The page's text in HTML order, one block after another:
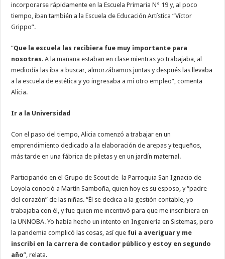
incorporarse rápidamente en la Escuela Primaria N° 19 y, al poco
tiempo, iban también a la Escuela de Educación Artística “Víctor
Grippo”.
“Que la escuela las recibiera fue muy importante para
nosotras. A la mañana estaban en clase mientras yo trabajaba, al
mediodía las iba a buscar, almorzábamos juntas y después las llevaba
a la escuela de estética y yo ingresaba a mi otro empleo”, comenta
Alicia.
Ir a la Universidad
Con el paso del tiempo, Alicia comenzó a trabajar en un
emprendimiento dedicado a la elaboración de arepas y tequeños,
más tarde en una fábrica de piletas y en un jardín maternal.
Participando en el Grupo de Scout de la Parroquia San Ignacio de
Loyola conoció a Martín Samboña, quien hoy es su esposo, y “padre
del corazón” de las niñas. “Él se dedica a la gestión contable, yo
trabajaba con él, y fue quien me incentivó para que me inscribiera en
la UNNOBA. Yo había hecho un intento en Ingeniería en Sistemas, pero
la pandemia complicó las cosas, así que fui a averiguar y me
inscribí en la carrera de contador público y estoy en segundo
año”, relata.